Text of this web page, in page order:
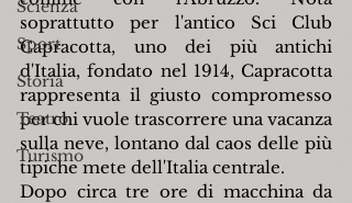
Scienza
Sport
Storia
Teatro
Turismo
soprattutto per l'antico Sci Club
Capracotta, uno dei più antichi
d'Italia, fondato nel 1914, Capracotta
rappresenta il giusto compromesso
per chi vuole trascorrere una vacanza
sulla neve, lontano dal caos delle più
tipiche mete dell'Italia centrale.
Dopo circa tre ore di macchina da